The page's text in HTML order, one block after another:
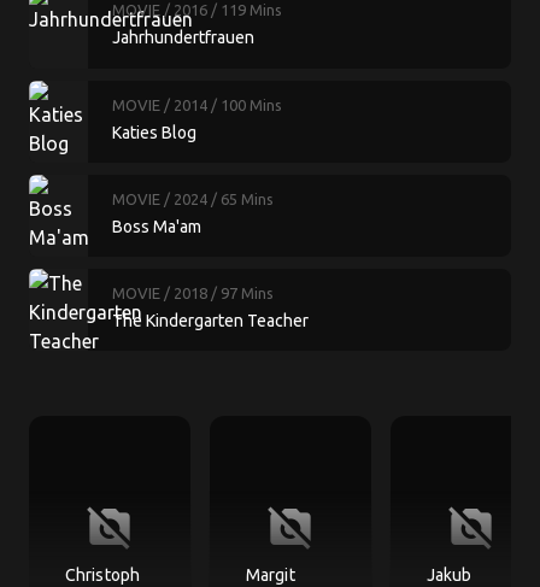
MOVIE / 2016 / 119 Mins
Jahrhundertfrauen
MOVIE / 2014 / 100 Mins
Katies Blog
MOVIE / 2024 / 65 Mins
Boss Ma'am
MOVIE / 2018 / 97 Mins
The Kindergarten Teacher
no_photography
Christoph
no_photography
Margit
no_photography
Jakub